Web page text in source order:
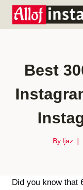
Skip
Best
By Ijaz
Did you know that